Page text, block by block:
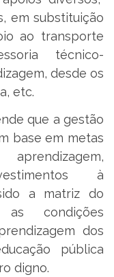
em substituição
ao transporte
técnico-
desde os
etc.
que a gestão
base em metas
à
a matriz do
condições
dos
pública
digno.